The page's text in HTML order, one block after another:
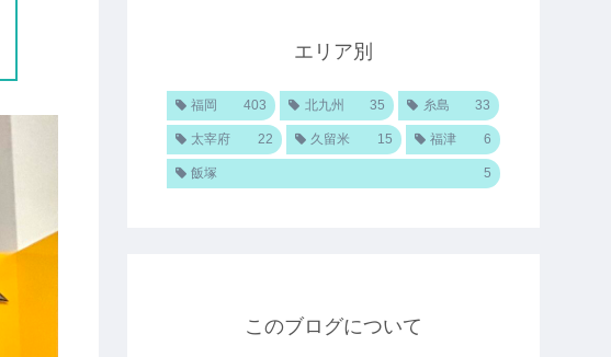
エリア別
福岡 403 北九州 35 糸島 33
太宰府 22 久留米 15 福津 6
飯塚 5
このブログについて